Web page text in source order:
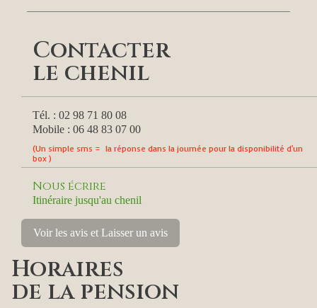
Contacter
le chenil
Tél. : 02 98 71 80 08
Mobile : 06 48 83 07 00
(Un simple sms = la réponse dans la journée pour la disponibilité d'un
box )
Nous écrire
Itinéraire jusqu'au chenil
Voir les avis et Laisser un avis
Horaires
de la pension